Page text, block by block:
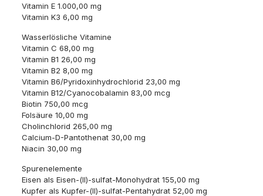
Vitamin E 1.000,00 mg
Vitamin K3 6,00 mg
Wasserlösliche Vitamine
Vitamin C 68,00 mg
Vitamin B1 26,00 mg
Vitamin B2 8,00 mg
Vitamin B6/Pyridoxinhydrochlorid 23,00 mg
Vitamin B12/Cyanocobalamin 83,00 mcg
Biotin 750,00 mcg
Folsäure 10,00 mg
Cholinchlorid 265,00 mg
Calcium-D-Pantothenat 30,00 mg
Niacin 30,00 mg
Spurenelemente
Eisen als Eisen-(II)-sulfat-Monohydrat 155,00 mg
Kupfer als Kupfer-(II)-sulfat-Pentahydrat 52,00 mg